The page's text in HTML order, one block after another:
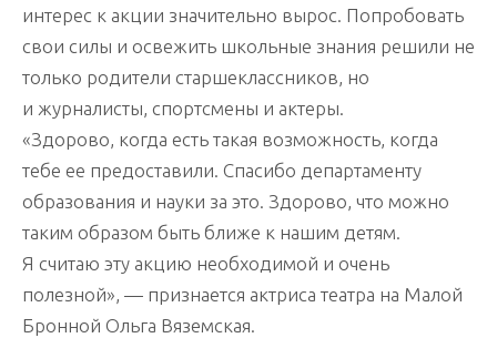
интерес к акции значительно вырос. Попробовать
свои силы и освежить школьные знания решили не
только родители старшеклассников, но
и журналисты, спортсмены и актеры.
«Здорово, когда есть такая возможность, когда
тебе ее предоставили. Спасибо департаменту
образования и науки за это. Здорово, что можно
таким образом быть ближе к нашим детям.
Я считаю эту акцию необходимой и очень
полезной», — признается актриса театра на Малой
Бронной Ольга Вяземская.